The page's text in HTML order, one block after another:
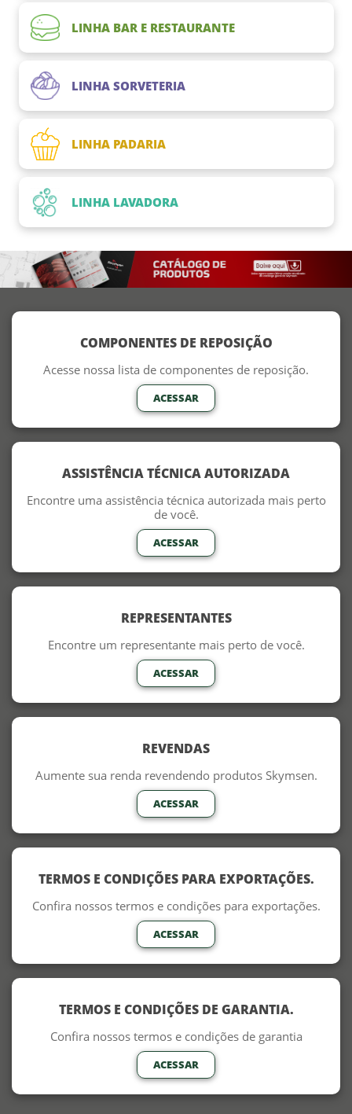
LINHA BAR E RESTAURANTE
LINHA SORVETERIA
LINHA PADARIA
LINHA LAVADORA
COMPONENTES DE REPOSIÇÃO
Acesse nossa lista de componentes de reposição.
ACESSAR
ASSISTÊNCIA TÉCNICA AUTORIZADA
Encontre uma assistência técnica autorizada mais perto
de você.
ACESSAR
REPRESENTANTES
Encontre um representante mais perto de você.
ACESSAR
REVENDAS
Aumente sua renda revendendo produtos Skymsen.
ACESSAR
TERMOS E CONDIÇÕES PARA EXPORTAÇÕES.
Confira nossos termos e condições para exportações.
ACESSAR
TERMOS E CONDIÇÕES DE GARANTIA.
Confira nossos termos e condições de garantia
ACESSAR